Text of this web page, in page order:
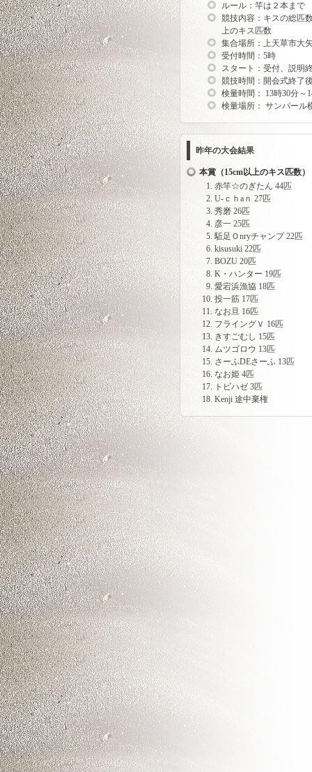
ルール：竿は２本まで
競技内容：キスの総匹
上のキス匹数
集合場所：上天草市大
受付時間：5時
スタート：受付、説明
競技時間：開会式終了
検量時間： 13時30分～
検量場所： サンパール
昨年の大会結果
本賞（15cm以上のキス匹数）
赤竿☆のぎたん 44匹
U-ｃｈaｎ 27匹
秀磨 26匹
彦一 25匹
駈足Ｏnryチャンプ 22匹
kisusuki 22匹
BOZU 20匹
K・ハンター 19匹
愛宕浜漁協 18匹
投一筋 17匹
なお旦 16匹
フライングＶ 16匹
きすごむし 15匹
ムツゴロウ 13匹
さーふDEさーふ 13匹
なお姫 4匹
トビハゼ 3匹
Kenji 途中棄権
第3回拙者の投げ釣りキス
釣り大会
第2回拙者の投げ釣りキス
釣り大会
第1回拙者の投げ釣りキス
釣り大会